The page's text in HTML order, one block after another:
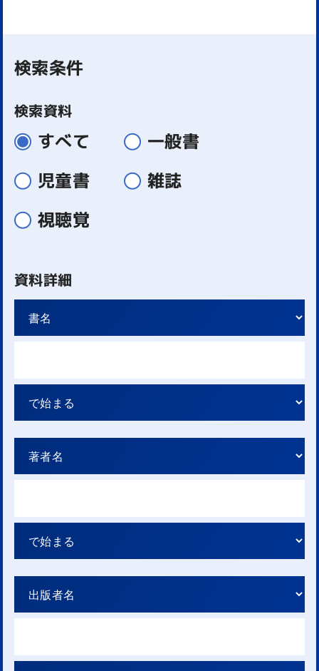
検索条件
検索資料
すべて
一般書
児童書
雑誌
視聴覚
資料詳細